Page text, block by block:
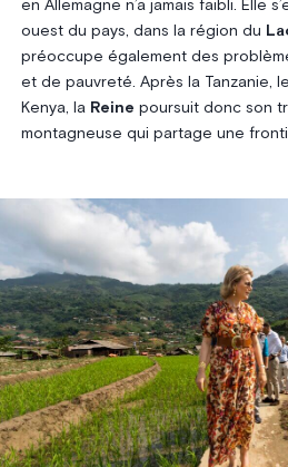
en Allemagne n’a jamais faibli. Elle
ouest du pays, dans la région du
préoccupe également des
et de pauvreté. Après la Tanzanie,
Kenya, la Reine poursuit donc son
montagneuse qui partage une